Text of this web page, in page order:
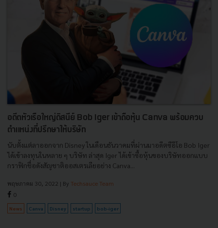
อดีตหัวเรือใหญ่ดิสนีย์ Bob Iger เข้าถือหุ้น Canva พร้อมควบ
ตำแหน่งที่ปรึกษาให้บริษัท
นับตั้งแต่ลาออกจาก Disney ในเดือนธันวาคมที่ผ่านมาอดีตซีอีโอ Bob Iger
ได้เข้าลงทุนในหลาย ๆ บริษัท ล่าสุด Iger ได้เข้าซื้อหุ้นของบริษัทออกแบบ
กราฟิกชื่อดังสัญชาติออสเตรเลียอย่าง Canva...
พฤษภาคม 30, 2022 | By Techsauce Team
0
News Canva Disney startup bob-iger